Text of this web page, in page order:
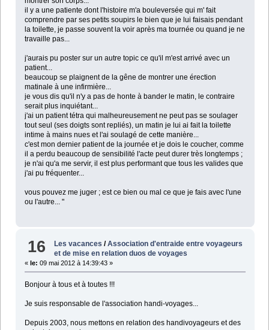
il y a une patiente dont l'histoire m'a bouleversée qui m' fait
comprendre par ses petits soupirs le bien que je lui faisais pendant
la toilette, je passe souvent la voir après ma tournée ou quand je ne
travaille pas...
j'aurais pu poster sur un autre topic ce qu'il m'est arrivé avec un
patient...
beaucoup se plaignent de la gêne de montrer une érection
matinale à une infirmière...
je vous dis qu'il n'y a pas de honte à bander le matin, le contraire
serait plus inquiétant...
j'ai un patient tétra qui malheureusement ne peut pas se soulager
tout seul (ses doigts sont repliés), un matin je lui ai fait la toilette
intime à mains nues et l'ai soulagé de cette manière...
c'est mon dernier patient de la journée et je dois le coucher, comme
il a perdu beaucoup de sensibilité l'acte peut durer très longtemps ;
je n'ai qu'a me servir, il est plus performant que tous les valides que
j'ai pu fréquenter...
vous pouvez me juger ; est ce bien ou mal ce que je fais avec l'une
ou l'autre... "
16 Les vacances /Association d'entraide entre voyageurs
et de mise en relation duos de voyages
« le: 09 mai 2012 à 14:39:43 »
Bonjour à tous et à toutes !!!
Je suis responsable de l'association handi-voyages...
Depuis 2003, nous mettons en relation des handivoyageurs et des